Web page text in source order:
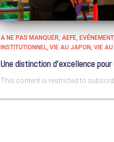
A NE PAS MANQUER AEFE EVÉNEMENT
INSTITUTIONNEL VIE AU JAPON VIE AU
Une distinction d’excellence pour
This content is restricted to